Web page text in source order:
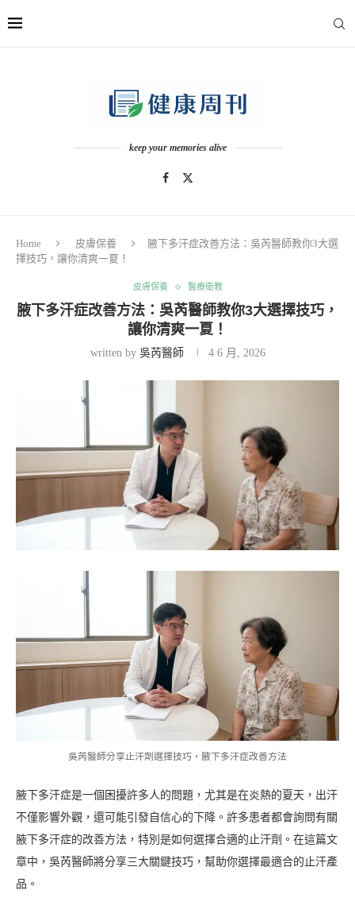
keep your memories alive
Home 皮膚保養
腋下多汗症改善方法：吳芮醫師教你3大選
擇技巧，讓你清爽一夏！
皮膚保養 醫療衛教
腋下多汗症改善方法：吳芮醫師教你3大選擇技巧，
讓你清爽一夏！
written by 吳芮醫師 4 6 月, 2026
吳芮醫師分享止汗劑選擇技巧，腋下多汗症改善方法
腋下多汗症是一個困擾許多人的問題，尤其是在炎熱的夏天，出汗
不僅影響外觀，還可能引發自信心的下降。許多患者都會詢問有關
腋下多汗症的改善方法，特別是如何選擇合適的止汗劑。在這篇文
章中，吳芮醫師將分享三大關鍵技巧，幫助你選擇最適合的止汗產
品。